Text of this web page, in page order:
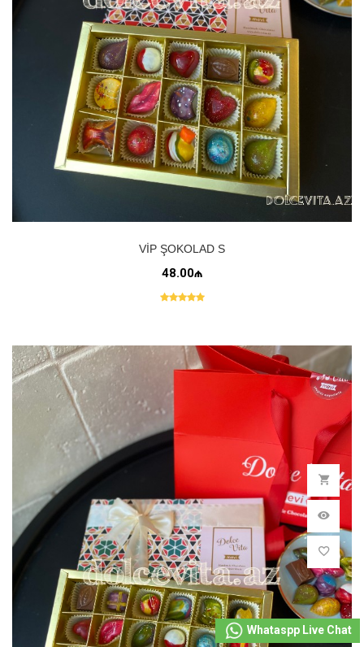
VIP ŞOKOLAD S
48.00₼
Whataspp Live Chat